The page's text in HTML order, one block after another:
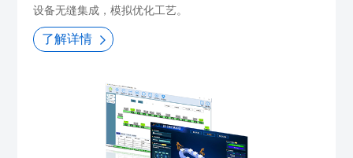
设备无缝集成，模拟优化工艺。
了解详情